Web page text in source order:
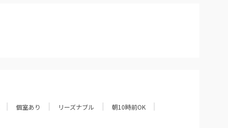
個室あり リーズナブル
朝10時前OK